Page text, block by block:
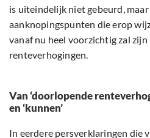
is uiteindelijk niet gebeurd,
aanknopingspunten die erop
vanaf nu heel voorzichtig zal
renteverhogingen.
Van ‘doorlopende
en ‘kunnen’
In eerdere persverklaringen die